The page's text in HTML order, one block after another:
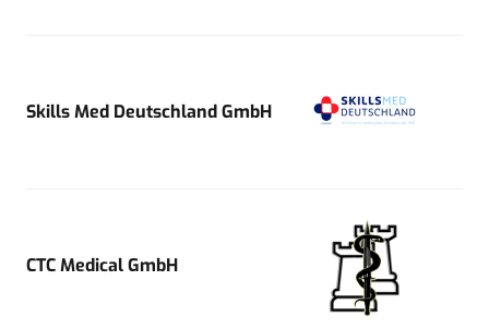
Skills Med Deutschland GmbH
CTC Medical GmbH